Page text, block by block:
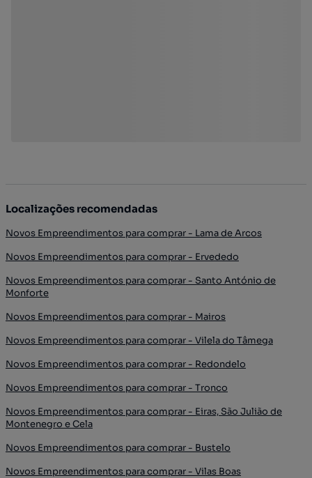
Localizações recomendadas
Novos Empreendimentos para comprar - Lama de Arcos
Novos Empreendimentos para comprar - Ervededo
Novos Empreendimentos para comprar - Santo António de
Monforte
Novos Empreendimentos para comprar - Mairos
Novos Empreendimentos para comprar - Vilela do Tâmega
Novos Empreendimentos para comprar - Redondelo
Novos Empreendimentos para comprar - Tronco
Novos Empreendimentos para comprar - Eiras, São Julião de
Montenegro e Cela
Novos Empreendimentos para comprar - Bustelo
Novos Empreendimentos para comprar - Vilas Boas